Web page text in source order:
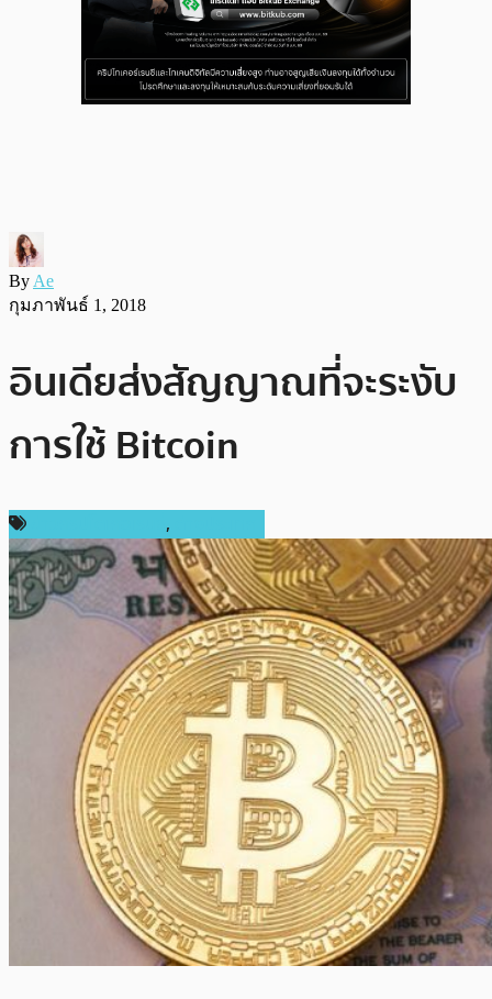
By Ae
กุมภาพันธ์ 1, 2018
อินเดียส่งสัญญาณที่จะระงับ
การใช้ Bitcoin
,